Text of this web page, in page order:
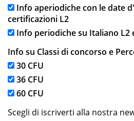
Info aperiodiche con le date
certificazioni L2
Info periodiche su Italiano L2
Info su Classi di concorso e
30 CFU
36 CFU
60 CFU
Scegli di iscriverti alla nostra